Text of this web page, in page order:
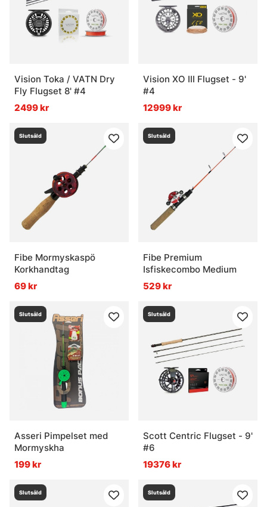
Vision Toka / VATN Dry
Fly Flugset 8' #4
2499 kr
Vision XO III Flugset - 9'
#4
12999 kr
Slutsåld
Fibe Mormyskaspö
Korkhandtag
69 kr
Slutsåld
Fibe Premium
Isfiskecombo Medium
529 kr
Slutsåld
Asseri Pimpelset med
Mormyskha
199 kr
Slutsåld
Scott Centric Flugset - 9'
#6
19376 kr
Slutsåld Slutsåld